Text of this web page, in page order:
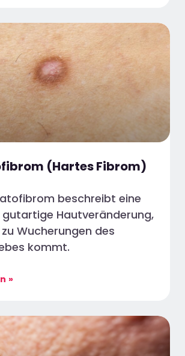
(Hartes Fibrom)
beschreibt eine
gutartige Hautveränderung,
Wucherungen des
kommt.
»